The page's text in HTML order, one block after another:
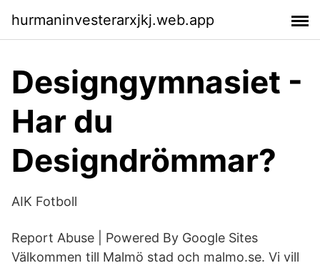
hurmaninvesterarxjkj.web.app
Designgymnasiet -
Har du
Designdrömmar?
AIK Fotboll
Report Abuse | Powered By Google Sites
Välkommen till Malmö stad och malmo.se. Vi vill